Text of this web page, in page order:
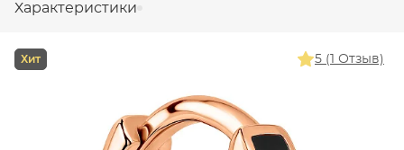
Характеристики
Хит 5 (1 Отзыв)